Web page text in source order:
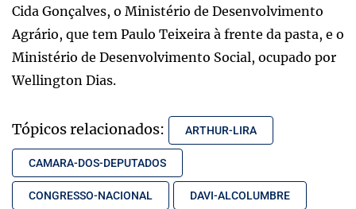
Cida Gonçalves, o Ministério de Desenvolvimento
Agrário, que tem Paulo Teixeira à frente da pasta, e o
Ministério de Desenvolvimento Social, ocupado por
Wellington Dias.
Tópicos relacionados: ARTHUR-LIRA
CAMARA-DOS-DEPUTADOS
CONGRESSO-NACIONAL DAVI-ALCOLUMBRE